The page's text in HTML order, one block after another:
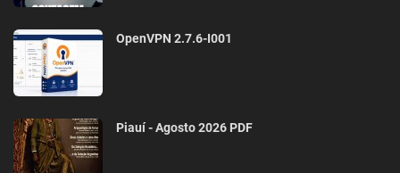
OpenVPN 2.7.6-I001
Piauí - Agosto 2026 PDF